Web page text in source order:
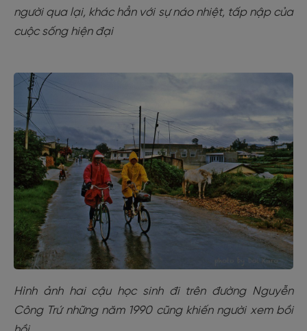
người qua lại, khác hẳn với sự náo nhiệt, tấp nập của
cuộc sống hiện đại
Hình ảnh hai cậu học sinh đi trên đường Nguyễn
Công Trứ những năm 1990 cũng khiến người xem bồi